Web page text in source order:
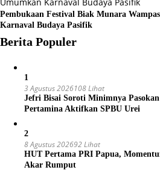
Pembukaan Festival Biak Munara
Karnaval Budaya Pasifik
Berita Populer
1
3 Agustus 2026108 Lihat
Jefri Bisai Soroti Minimnya
Pertamina Aktifkan SPBU Urei
2
8 Agustus 202692 Lihat
HUT Pertama PRI Papua,
Akar Rumput